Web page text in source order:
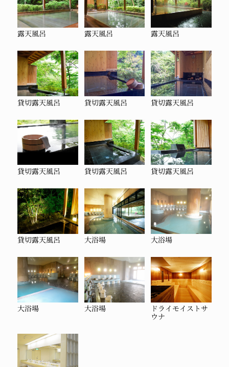
露天風呂 露天風呂 露天風呂
貸切露天風呂 貸切露天風呂 貸切露天風呂
貸切露天風呂 貸切露天風呂 貸切露天風呂
貸切露天風呂 大浴場 大浴場
大浴場 大浴場
ドライモイストサ
ウナ